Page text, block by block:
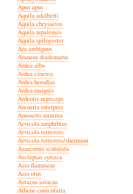
Apus apus
Aquila adalberti
Aquila chrysaetos
Aquila nipalensis
Aquila spilogaster
Ara ambiguus
Araneus diadematus
Ardea alba
Ardea cinerea
Ardea herodias
Ardea insignis
Ardeotis nigriceps
Arenaria interpres
Arnoseris minima
Arvicola amphibius
Arvicola terrestris
Arvicola terrestris/shermani
Asarcornis scutulata
Asclepias syriaca
Asio flammeus
Asio otus
Astacus astacus
Athene cunicularia